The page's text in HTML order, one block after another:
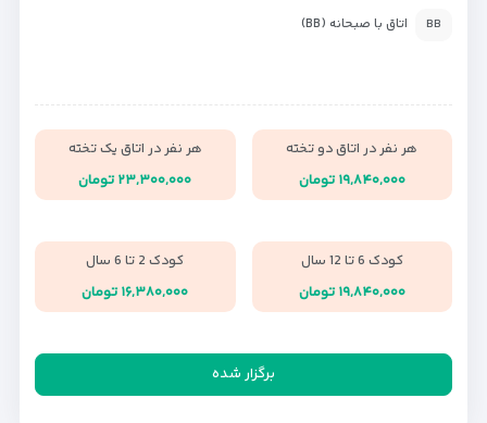
BB اتاق با صبحانه (BB)
هر نفر در اتاق دو تخته
۱۹,۸۴۰,۰۰۰ تومان
هر نفر در اتاق یک تخته
۲۳,۳۰۰,۰۰۰ تومان
کودک 6 تا 12 سال
۱۹,۸۴۰,۰۰۰ تومان
کودک 2 تا 6 سال
۱۶,۳۸۰,۰۰۰ تومان
برگزار شده